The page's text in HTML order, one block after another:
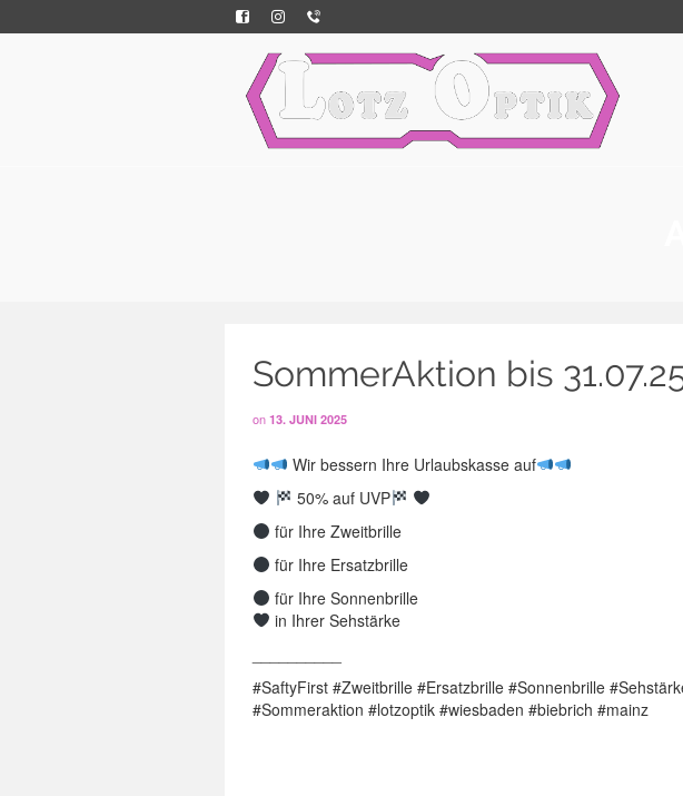
SommerAktion bis
on 13. JUNI 2025
Wir bessern Ihre Urlaubskasse auf
50% auf UVP
für Ihre Zweitbrille
für Ihre Ersatzbrille
für Ihre Sonnenbrille
in Ihrer Sehstärke
#SaftyFirst #Zweitbrille #Ersatzbrille #Sonnenbrille
#Sommeraktion #lotzoptik #wiesbaden #biebrich #mainz